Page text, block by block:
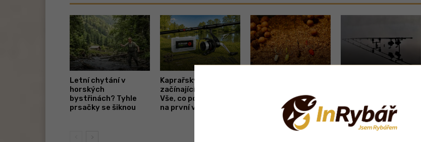
Letní chytání v
horských
bystřinách? Tyhle
prsačky se šiknou
Kaprařský set pro
začínající rybáře.
Vše, co potřebujete
na první vycházku
smetanová pecka
vydráždí kapry k
záběrům!
nahazování teď
koupíte za polovinu!